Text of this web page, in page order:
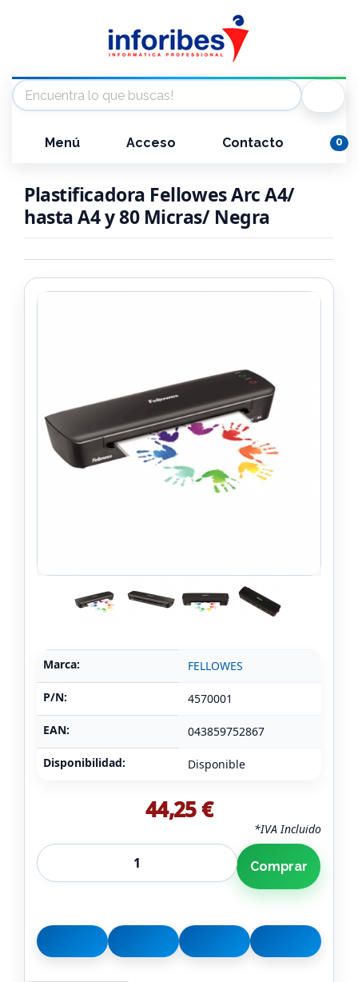
Menú Acceso Contacto 0
Plastificadora Fellowes Arc A4/
hasta A4 y 80 Micras/ Negra
Marca: FELLOWES
P/N: 4570001
EAN: 043859752867
Disponibilidad: Disponible
44,25 €
*IVA Incluido
Comprar